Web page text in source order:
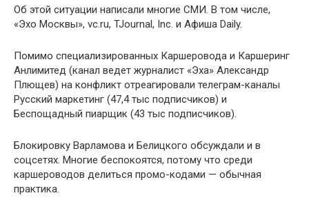
Об этой ситуации написали многие СМИ. В том числе,
«Эхо Москвы», vc.ru, TJournal, Inc. и Афиша Daily.
Помимо специализированных Каршеровода и Каршеринг
Анлимитед (канал ведет журналист «Эха» Александр
Плющев) на конфликт отреагировали телеграм-каналы
Русский маркетинг (47,4 тыс подписчиков) и
Беспощадный пиарщик (43 тыс подписчиков).
Блокировку Варламова и Белицкого обсуждали и в
соцсетях. Многие беспокоятся, потому что среди
каршероводов делиться промо-кодами — обычная
практика.